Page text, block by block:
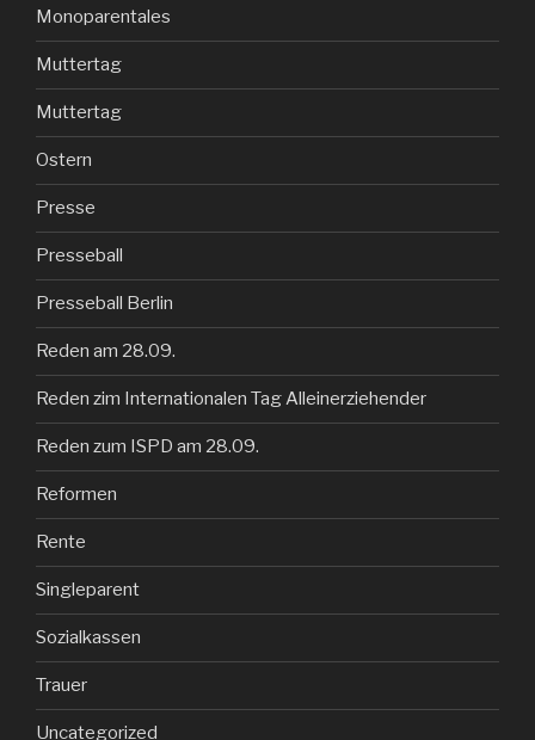
Monoparentales
Muttertag
Muttertag
Ostern
Presse
Presseball
Presseball Berlin
Reden am 28.09.
Reden zim Internationalen Tag Alleinerziehender
Reden zum ISPD am 28.09.
Reformen
Rente
Singleparent
Sozialkassen
Trauer
Uncategorized